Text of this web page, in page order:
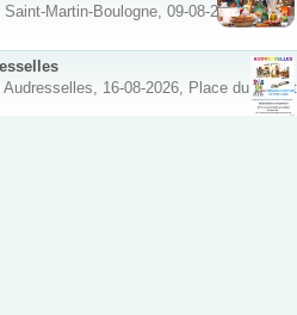
Martin-Boulogne, 09-08-2026, Route
16-08-2026, Place du détroit